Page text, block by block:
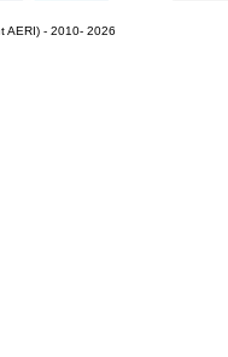
AERI) - 2010- 2026